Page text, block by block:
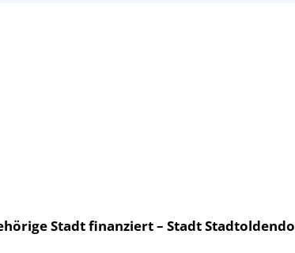
Stadt finanziert – Stadt